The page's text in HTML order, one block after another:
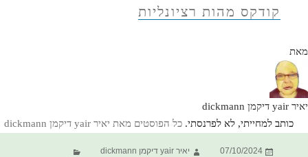
קודקס מהות רציונליות
מאת
יאיר yair דיקמן dickmann
כותב למחייתי, לא לפרנסתי. כל הפוסטים מאת יאיר yair דיקמן dickmann‏
פורסם
07/10/2024 מחבר
יאיר yair דיקמן dickmann